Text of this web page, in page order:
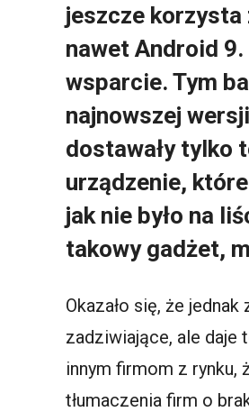
jeszcze korzysta
nawet Android
wsparcie. Tym
najnowszej
dostawały tylko
urządzenie,
jak nie było na
takowy gadżet,
Okazało się, że
zadziwiające, ale daje
innym firmom z rynku,
tłumaczenia firm o